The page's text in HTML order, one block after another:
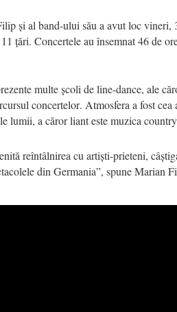
şi al band-ului său a avut loc
ţări. Concertele au însemnat 46 de
multeşcoli de line-dance, ale
concertelor. Atmosfera a fost
lumii, a căror liant este muzica
ă reîntâlnirea cu artişti-prieteni, câş
din Germania”, spune Marian